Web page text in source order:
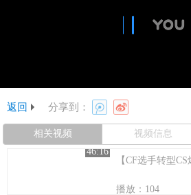
返回 分享到：
相关视频 视频信息
46:16
播放：104